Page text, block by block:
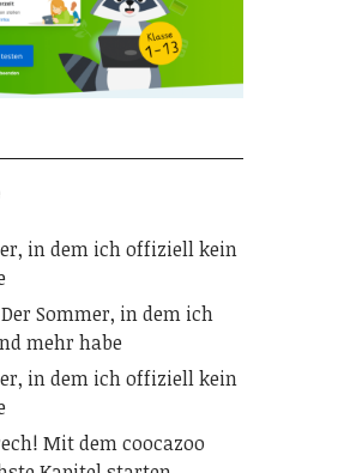
in dem ich offiziell kein
Der Sommer, in dem ich
mehr habe
in dem ich offiziell kein
Mit dem coocazoo